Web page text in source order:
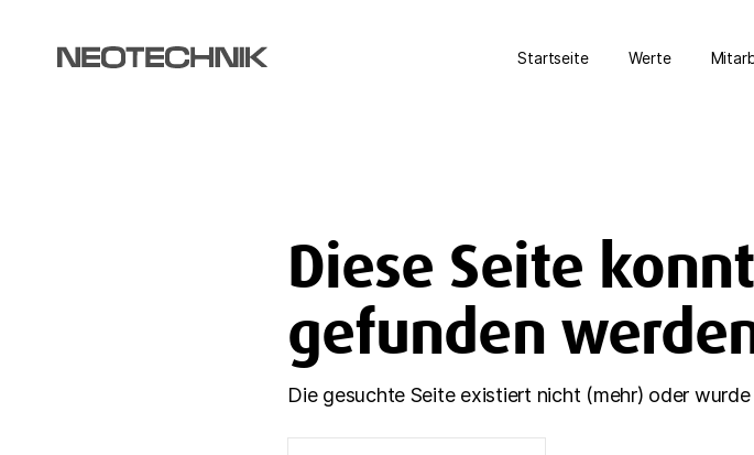
Startseite Werte
Diese Seite
gefunden
Die gesuchte Seite existiert nicht (mehr) oder